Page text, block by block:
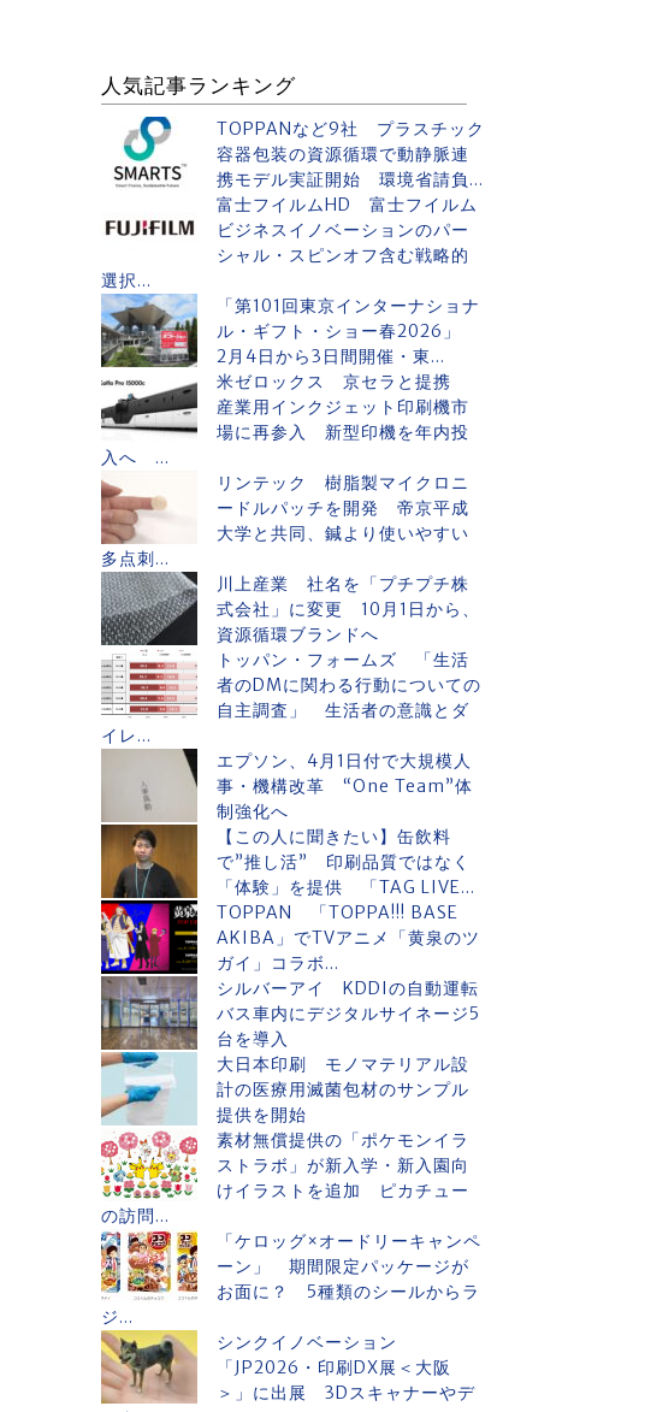
人気記事ランキング
TOPPANなど9社 プラスチック
容器包装の資源循環で動静脈連
携モデル実証開始 環境省請負...
富士フイルムHD 富士フイルム
ビジネスイノベーションのパー
シャル・スピンオフ含む戦略的
選択...
「第101回東京インターナショナ
ル・ギフト・ショー春2026」
2月4日から3日間開催・東...
米ゼロックス 京セラと提携
産業用インクジェット印刷機市
場に再参入 新型印機を年内投
入へ ...
リンテック 樹脂製マイクロニ
ードルパッチを開発 帝京平成
大学と共同、鍼より使いやすい
多点刺...
川上産業 社名を「プチプチ株
式会社」に変更 10月1日から、
資源循環ブランドへ
トッパン・フォームズ 「生活
者のDMに関わる行動についての
自主調査」 生活者の意識とダ
イレ...
エプソン、4月1日付で大規模人
事・機構改革 “One Team”体
制強化へ
【この人に聞きたい】缶飲料
で”推し活” 印刷品質ではなく
「体験」を提供 「TAG LIVE...
TOPPAN 「TOPPA!!! BASE
AKIBA」でTVアニメ「黄泉のツ
ガイ」コラボ...
シルバーアイ KDDIの自動運転
バス車内にデジタルサイネージ5
台を導入
大日本印刷 モノマテリアル設
計の医療用滅菌包材のサンプル
提供を開始
素材無償提供の「ポケモンイラ
ストラボ」が新入学・新入園向
けイラストを追加 ピカチュー
の訪問...
「ケロッグ×オードリーキャンペ
ーン」 期間限定パッケージが
お面に？ 5種類のシールからラ
ジ...
シンクイノベーション
「JP2026・印刷DX展＜大阪
＞」に出展 3Dスキャナーやデ